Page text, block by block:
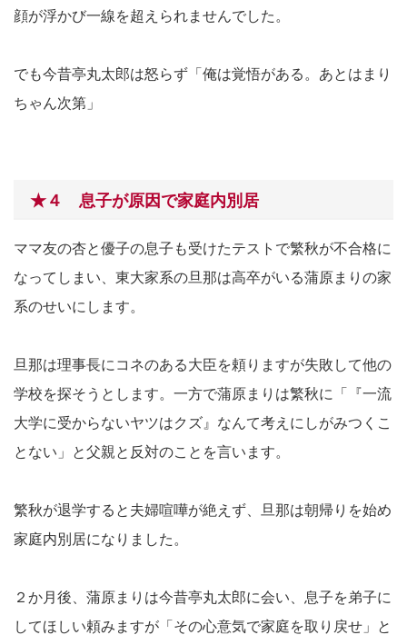
顔が浮かび一線を超えられませんでした。
でも今昔亭丸太郎は怒らず「俺は覚悟がある。あとはまり
ちゃん次第」
★４ 息子が原因で家庭内別居
ママ友の杏と優子の息子も受けたテストで繁秋が不合格に
なってしまい、東大家系の旦那は高卒がいる蒲原まりの家
系のせいにします。
旦那は理事長にコネのある大臣を頼りますが失敗して他の
学校を探そうとします。一方で蒲原まりは繁秋に「『一流
大学に受からないヤツはクズ』なんて考えにしがみつくこ
とない」と父親と反対のことを言います。
繁秋が退学すると夫婦喧嘩が絶えず、旦那は朝帰りを始め
家庭内別居になりました。
２か月後、蒲原まりは今昔亭丸太郎に会い、息子を弟子に
してほしい頼みますが「その心意気で家庭を取り戻せ」と